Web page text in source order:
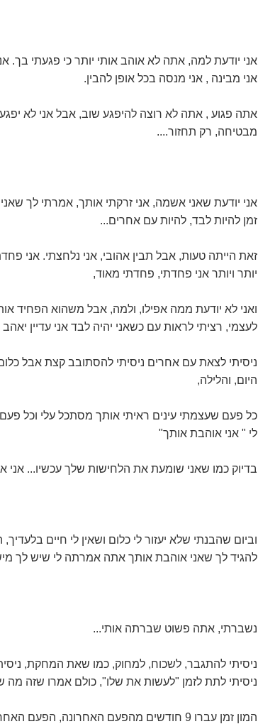
אני יודעת למה, אתה לא אוהב אותי יותר כי פגעתי בך.
אני מבינה , אני מנסה בכל אופן להבין.
אתה פגוע , אתה לא רוצה להיפגע שוב, אבל אני לא יפגע
מבטיחה, רק תחזור....
אני יודעת שאני אשמה, אני זרקתי אותך, אמרתי לך
זמן להיות לבד, להיות עם אחרים...
זאת הייתה טעות, אבל תבין אהובי, אני נלחצתי. אני
יותר ויותר אני פחדתי, פחדתי מאוד,
ואני לא יודעת ממה אפילו, ולמה, אבל משהוא הפחיד
לעצמי, רציתי לראות עם כשאני יהיה לבד אני עדיין
ניסיתי לצאת עם אחרים ניסיתי להסתובב קצת אבל
היום, והלילה,
כל פעם שעצמתי עינים ראיתי אותך מסתכל עלי וכל
לי " אני אוהבת אותך"
בדיוק כמו שאני שומעת את הלחישות שלך עכשיו... אני
וביום שהבנתי שלא יעזור לי כלום ושאין לי חיים
להגיד לך שאני אוהבת אותך אתה אמרתה לי שיש לך
נשברתי, אתה פשוט שברתה אותי...
ניסיתי להתגבר, לשכוח, למחוק, כמו שאת המחקת,
ניסיתי לתת לזמן "לעשות את שלו", כולם אמרו שזה מה
המון זמן עברו 9 חודשים מהפעם האחרונה, הפעם האחרונה שלחשתה לי שאתה אוהב אותי,